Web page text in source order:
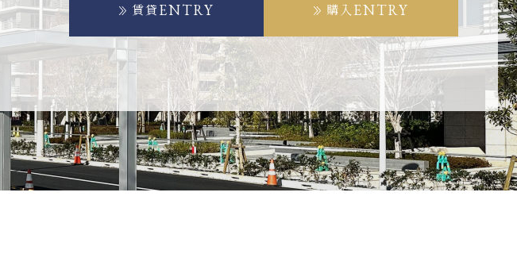
賃貸 ENTRY 購入 ENTRY